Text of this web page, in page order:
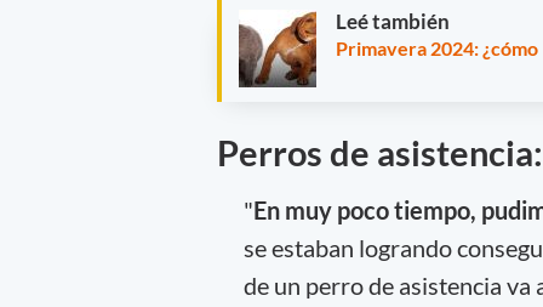
Leé también
Primavera 2024:
Perros de
"En muy poco tiempo,
se estaban logrando
de un perro de asistencia va